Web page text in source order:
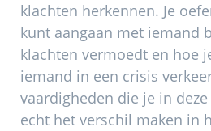
klachten herkennen. Je
kunt aangaan met iemand
klachten vermoedt en hoe
iemand in een crisis
vaardigheden die je in
echt het verschil maken in